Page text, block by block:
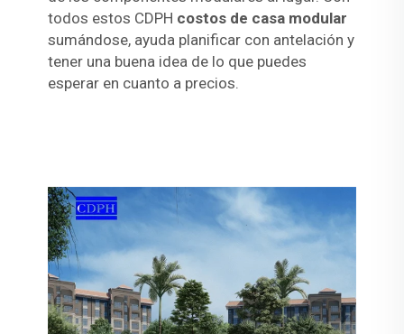
todos estos CDPH costos de casa modular
sumándose, ayuda planificar con antelación y
tener una buena idea de lo que puedes
esperar en cuanto a precios.